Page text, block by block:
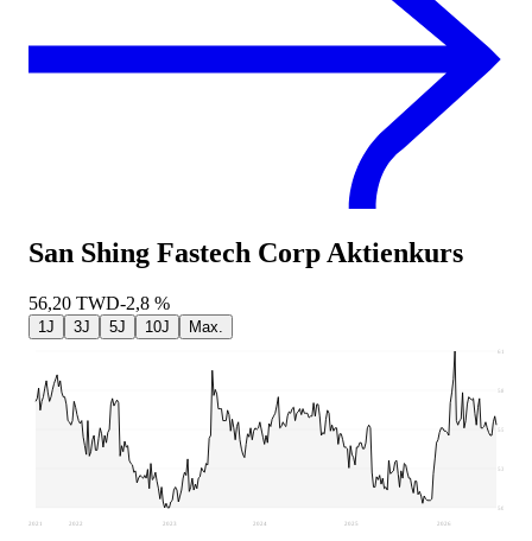
San Shing Fastech Corp Aktienkurs
56,20 TWD-2,8 %
1J 3J 5J 10J Max.
50,6
53,25
55,9
58,55
61,2
2021 2022 2023 2024 2025 2026